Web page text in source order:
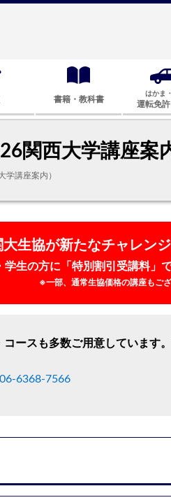
書籍・教科書
はかま
運転免
関西大学講座案
学講座案内）
大生協が新たなチャレン
学生の方に「特別割引受講料」
※一部、通常生協価格の講座もござ
ースも多数ご用意しています
06-6368-7566